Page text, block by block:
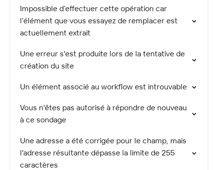
Impossible d’effectuer cette opération car
l’élément que vous essayez de remplacer est
actuellement extrait
Une erreur s'est produite lors de la tentative de
création du site
Un élément associé au workflow est introuvable
Vous n'êtes pas autorisé à répondre de nouveau
à ce sondage
Une adresse a été corrigée pour le champ, mais
l'adresse résultante dépasse la limite de 255
caractères